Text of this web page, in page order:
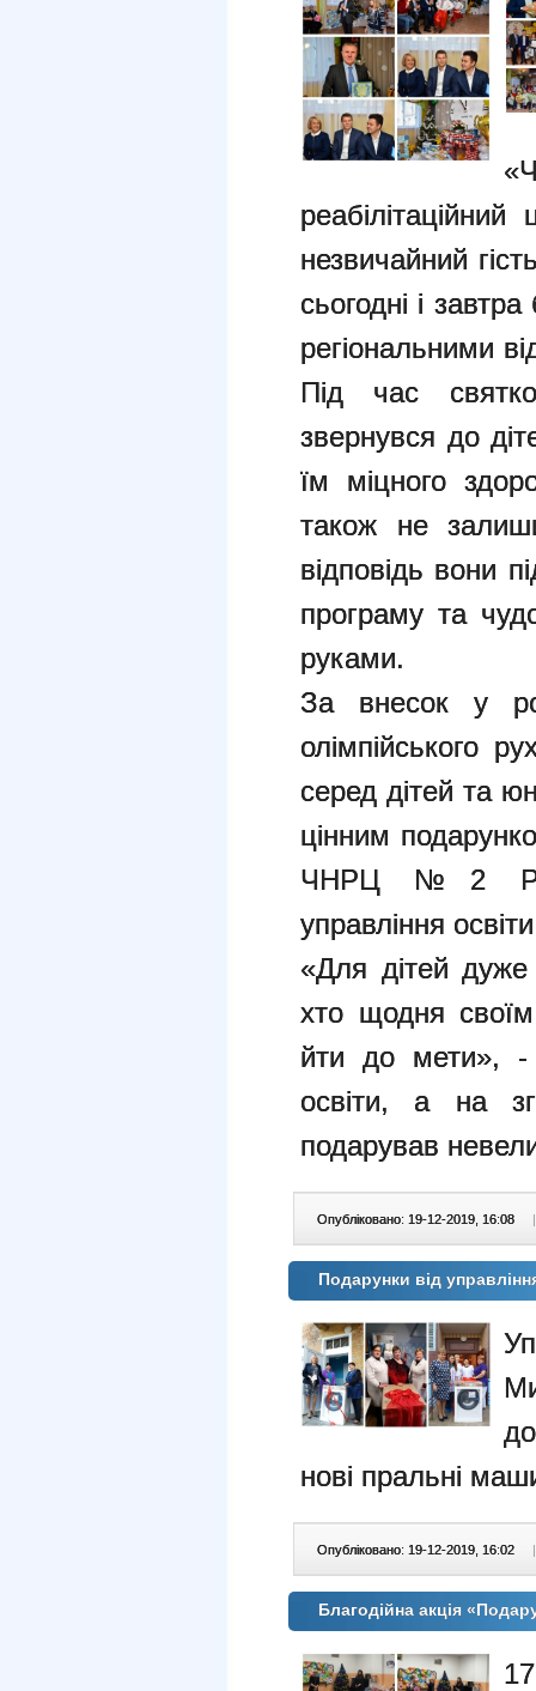
незвичайний
сьогодні і
регіональними
Під час
звернувся до
їм міцного
також не
відповідь вони
програму та
руками.
За внесок у
олімпійського
серед дітей та
цінним
ЧНРЦ №2
управління
«Для дітей
хто щодня
йти до мети», -
освіти, а на
подарував
Опубліковано: 19-12-2019, 16:08 |
Подарунки від
нові пральні
Опубліковано: 19-12-2019, 16:02 |
Благодійна акція